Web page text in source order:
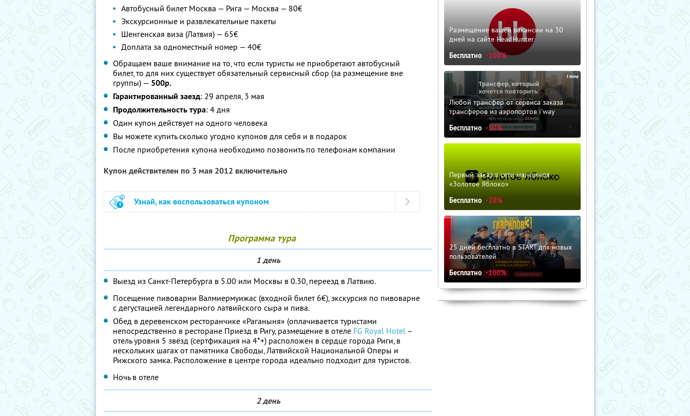
Автобусный билет Москва — Рига — Москва — 80€
Экскурсионные и развлекательные пакеты
Шенгенская виза (Латвия) — 65€
Доплата за одноместный номер — 40€
Обращаем ваше внимание на то, что если туристы не приобретают автобусный
билет, то для них существует обязательный сервисный сбор (за размещение вне
группы) — 500р.
Гарантированный заезд: 29 апреля, 3 мая
Продолжительность тура: 4 дня
Один купон действует на одного человека
Вы можете купить сколько угодно купонов для себя и в подарок
После приобретения купона необходимо позвонить по телефонам компании
Купон действителен по 3 мая 2012 включительно
Узнай, как воспользоваться купоном
Программа тура
1 день
Выезд из Санкт-Петербурга в 5.00 или Москвы в 0.30, переезд в Латвию.
Посещение пивоварни Валмиермуижас (входной билет 6€), экскурсия по пивоварне
с дегустацией легендарного латвийского сыра и пива.
Обед в деревенском ресторанчике «Раганыня» (оплачивается туристами
непосредственно в ресторане Приезд в Ригу, размещение в отеле FG Royal Hotel –
отель уровня 5 звёзд (сертфикация на 4*+) расположен в сердце города Риги, в
нескольких шагах от памятника Свободы, Латвийской Национальной Оперы и
Рижского замка. Расположение в центре города идеально подходит для туристов.
Ночь в отеле
2 день
Размещение вашей вакансии на 30
дней на сайте HeadHunter
Бесплатно -100%
Любой трансфер от сервиса заказа
трансферов из аэропортов i'way
Бесплатно -10%
Первый заказ в сети магазинов
«Золотое Яблоко»
Бесплатно -20%
25 дней бесплатно в START для новых
пользователей
Бесплатно -100%